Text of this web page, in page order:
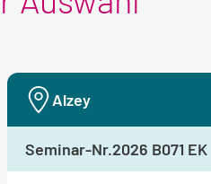
Alzey
Seminar-Nr.2026 B071 EK